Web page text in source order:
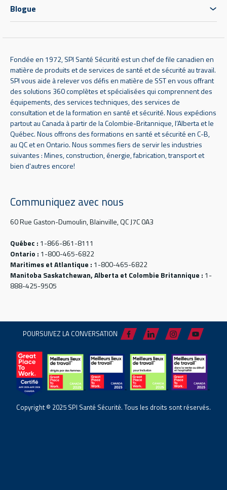
Blogue
Fondée en 1972, SPI Santé Sécurité est un chef de file canadien en
matière de produits et de services de santé et de sécurité au travail.
SPI vous aide à relever vos défis en matière de SST en vous offrant
des solutions 360 complètes et spécialisées qui comprennent des
équipements, des services techniques, des services de
consultation et de la formation en santé et sécurité. Nous expédions
partout au Canada à partir de la Colombie-Britannique, l’Alberta et le
Québec. Nous offrons des formations en santé et sécurité en C-B,
au QC et en Ontario. Nous sommes fiers de servir les industries
suivantes : Mines, construction, énergie, fabrication, transport et
bien d'autres encore!
Communiquez avec nous
60 Rue Gaston-Dumoulin, Blainville, QC J7C 0A3
Québec : 1-866-861-8111
Ontario : 1-800-465-6822
Maritimes et Atlantique : 1-800-465-6822
Manitoba Saskatchewan, Alberta et Colombie Britannique : 1-
888-425-9505
POURSUIVEZ LA CONVERSATION
Copyright © 2025 SPI Santé Sécurité. Tous les droits sont réservés.